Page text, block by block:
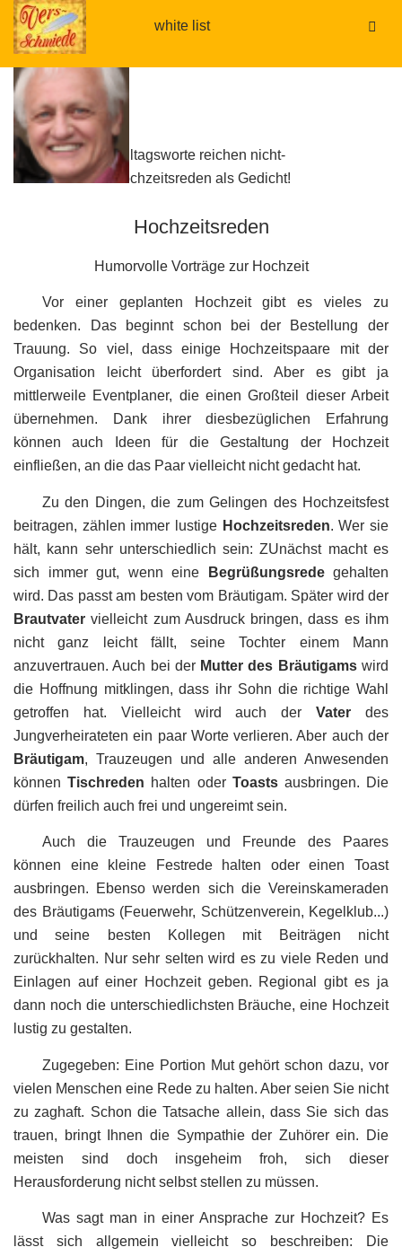
white list
.
Alltagsworte reichen nicht-
Hochzeitsreden als Gedicht!
Hochzeitsreden
Humorvolle Vorträge zur Hochzeit
Vor einer geplanten Hochzeit gibt es vieles zu
bedenken. Das beginnt schon bei der Bestellung der
Trauung. So viel, dass einige Hochzeitspaare mit der
Organisation leicht überfordert sind. Aber es gibt ja
mittlerweile Eventplaner, die einen Großteil dieser Arbeit
übernehmen. Dank ihrer diesbezüglichen Erfahrung
können auch Ideen für die Gestaltung der Hochzeit
einfließen, an die das Paar vielleicht nicht gedacht hat.
Zu den Dingen, die zum Gelingen des Hochzeitsfest
beitragen, zählen immer lustige Hochzeitsreden. Wer sie
hält, kann sehr unterschiedlich sein: ZUnächst macht es
sich immer gut, wenn eine
Begrüßungsredegehalten
wird. Das passt am besten vom Bräutigam. Später wird der
Brautvater vielleicht zum Ausdruck bringen, dass es ihm
nicht ganz leicht fällt, seine Tochter einem Mann
anzuvertrauen. Auch bei der Mutter des Bräutigamswird
die Hoffnung mitklingen, dass ihr Sohn die richtige Wahl
getroffen hat. Vielleicht wird auch derVater des
Jungverheirateten ein paar Worte verlieren. Aber auch der
Bräutigam, Trauzeugen und alle anderen Anwesenden
könnenTischreden halten oder Toastsausbringen. Die
dürfen freilich auch frei und ungereimtsein.
Auch die Trauzeugen und Freunde des Paares
können eine kleine Festrede halten oder einen Toast
ausbringen. Ebenso werden sich die Vereinskameraden
des Bräutigams (Feuerwehr, Schützenverein, Kegelklub...)
und seine besten Kollegen mit Beiträgen nicht
zurückhalten. Nur sehr selten wird es zu viele Reden und
Einlagen auf einer Hochzeit geben. Regional gibt es ja
dann noch die unterschiedlichsten Bräuche, eine Hochzeit
lustig zu gestalten.
Zugegeben: Eine Portion Mut gehört schon dazu, vor
vielen Menschen eine Rede zu halten. Aber seien Sie nicht
zu zaghaft. Schon die Tatsache allein, dass Sie sich das
trauen, bringt Ihnen die Sympathie der Zuhörer ein. Die
meisten sind doch insgeheim froh, sich dieser
Herausforderung nicht selbst stellen zu müssen.
Was sagt man in einer Ansprache zur Hochzeit? Es
lässt sich allgemein vielleicht so beschreiben: Die